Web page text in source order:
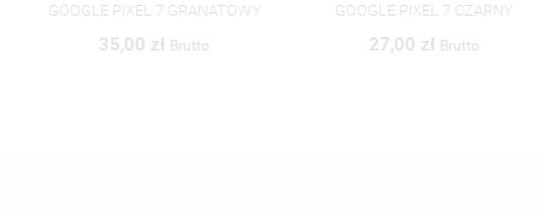
GOOGLE PIXEL 7 GRANATOWY
35,00 zł Brutto
GOOGLE PIXEL 7 CZARNY
27,00 zł Brutto